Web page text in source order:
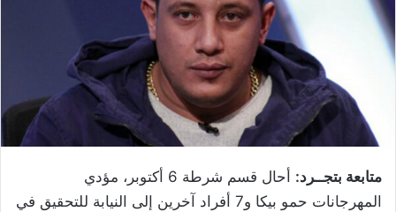
متابعة بتجــرد:
أحال قسم شرطة 6 أكتوبر، مؤدي
المهرجانات حمو بيكا و7 أفراد آخرين إلى النيابة للتحقيق في